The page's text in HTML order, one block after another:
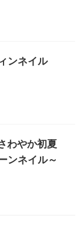
ンネイル
わやか初夏
ンネイル～